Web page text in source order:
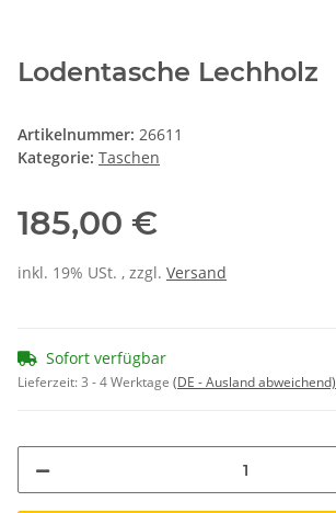
Lodentasche Lechholz
Artikelnummer: 26611
Kategorie: Taschen
185,00 €
inkl. 19% USt. , zzgl. Versand
Sofort verfügbar
Lieferzeit:3 - 4 Werktage (DE - Ausland abweichend)